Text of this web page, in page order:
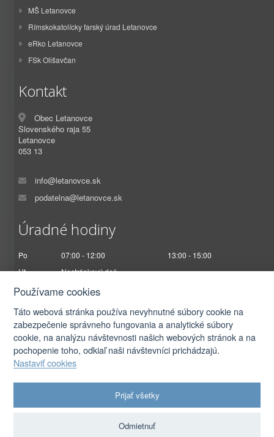
MŠ Letanovce
Rímskokatolícky farský úrad Letanovce
eRko Letanovce
FSk Olišavčan
Kontakt
Obec Letanovce
Slovenského raja 55
Letanovce
053 13
info@letanovce.sk
podatelna@letanovce.sk
Úradné hodiny
Po 07:00 - 12:00
13:00 - 15:00
Ut
Nestránkový deň
St
07:00 - 12:00
Pi
07:00 - 12:30
Ochrana osobných údajov|Prístupnosť
Používame cookies
Táto webová stránka používa nevyhnutné súbory cookie na
zabezpečenie správneho fungovania a analytické súbory
cookie, na analýzu návštevnosti našich webových stránok a na
pochopenie toho, odkiaľ naši návštevníci prichádzajú.
Nastaviť cookies
Prijať všetky
Odmietnuť